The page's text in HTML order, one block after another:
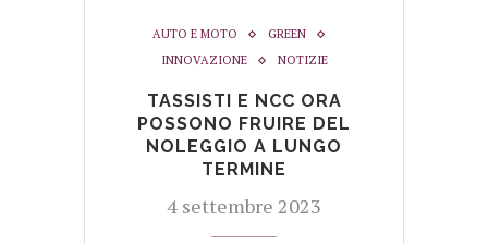
AUTO E MOTO
GREEN
INNOVAZIONE
NOTIZIE
TASSISTI E NCC ORA
POSSONO FRUIRE DEL
NOLEGGIO A LUNGO
TERMINE
4 settembre 2023